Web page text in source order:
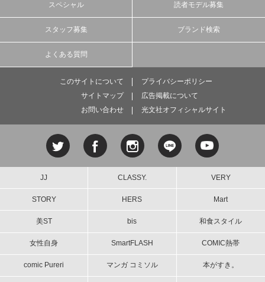
スペシャル 読者モデル募集
スタッフ募集 ブランド検索
よくある質問
このサイトについて
プライバシーポリシー
サイトマップ
広告掲載について
お問い合わせ
光文社オフィシャルサイト
JJ CLASSY. VERY
STORY HERS Mart
美ST bis 和食スタイル
女性自身 SmartFLASH COMIC熱帯
comic Pureri マンガ コミソル 本がすき。